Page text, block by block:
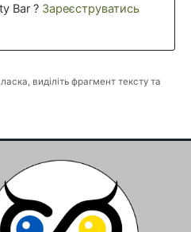
Bar ? Зареєструватись
виділіть фрагмент тексту та